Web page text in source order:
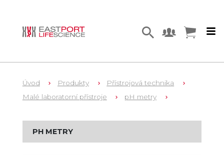
Úvod Produkty
Přístrojová technika
Malé laboratorní přístroje
pH metry
PH METRY